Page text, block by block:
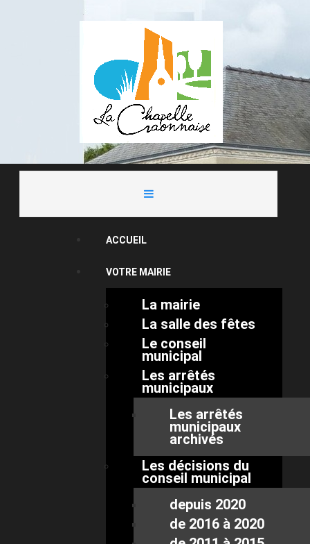
ACCUEIL
VOTRE MAIRIE
La mairie
La salle des fêtes
Le conseil
municipal
Les arrêtés
municipaux
Les arrêtés
municipaux
archivés
Les décisions du
conseil municipal
depuis 2020
de 2016 à 2020